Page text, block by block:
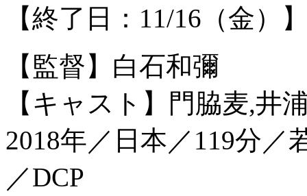
【終了日：11/16（金）
【監督】白石和彌
【キャスト】門脇麦,井
2018年／日本／119分
／DCP